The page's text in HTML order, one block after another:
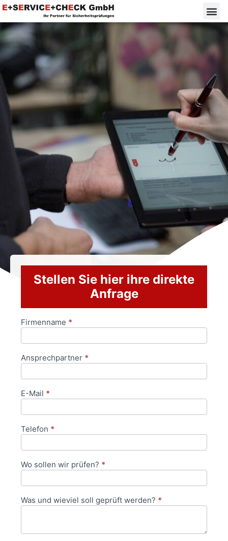
Stellen Sie hier ihre direkte
Anfrage
Anfrageformular
Firmenname *
Ansprechpartner *
E-Mail *
Telefon *
Wo sollen wir prüfen? *
Was und wieviel soll geprüft werden? *